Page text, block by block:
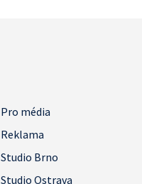
Pro média
Reklama
Studio Brno
Studio Ostrava